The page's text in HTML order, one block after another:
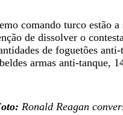
comando turco estão
de dissolver o
de foguetões
armas anti-tanque,
Ronald Reagan